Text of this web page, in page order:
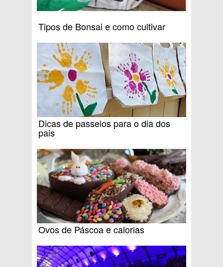
Tipos de Bonsai e como cultivar
Dicas de passeios para o dia dos
pais
Ovos de Páscoa e calorias